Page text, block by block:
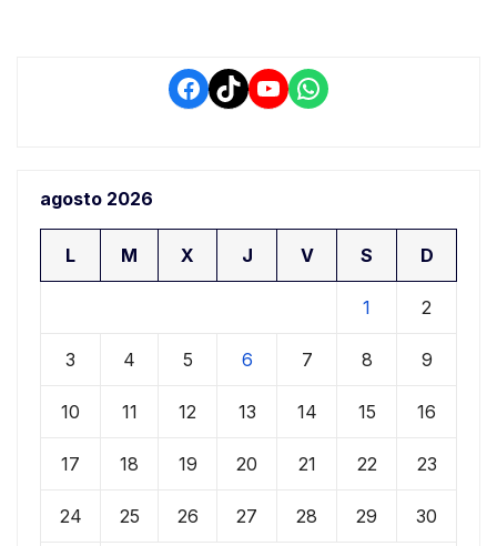
Facebook
TikTokYouTube
WhatsApp
agosto 2026
L M X J V S D
1 2
3 4 5 6 7 8 9
10 11 12 13 14 15 16
17 18 19 20 21 22 23
24 25 26 27 28 29 30